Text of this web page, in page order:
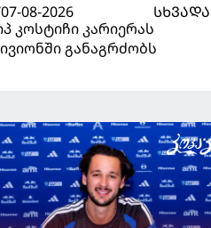
08-2026
კოსტიჩი კარიერას
განაგრძობს